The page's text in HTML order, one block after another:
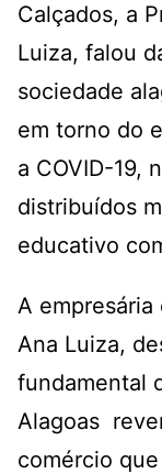
Calçados, a
Luiza, falou
sociedade
em torno do
a COVID-19,
distribuídos
educativo
A
Ana Luiza,
fundamental
Alagoas
comércio